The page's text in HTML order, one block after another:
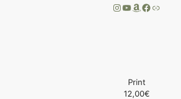
Instagram
YouTube
Amazon
Facebook
Link
Print
12,00€